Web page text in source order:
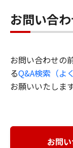
お問い合
お問い合わせの
るQ&A検索（よ
お願いいたします
お問